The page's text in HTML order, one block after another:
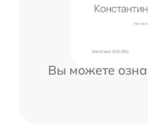
Вы можете